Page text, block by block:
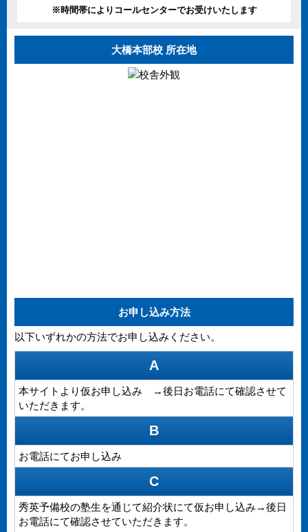
※時間帯によりコールセンターでお受けいたします
大橋本部校 所在地
お申し込み方法
以下いずれかの方法でお申し込みください。
A
本サイトより仮お申し込み →後日お電話にて確認させて
いただきます。
B
お電話にてお申し込み
C
秀英予備校の塾生を通じて紹介状にて仮お申し込み→後日
お電話にて確認させていただきます。